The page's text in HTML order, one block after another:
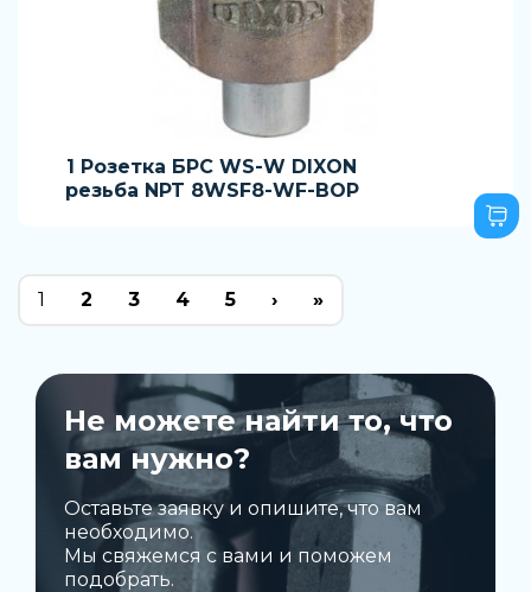
1 Розетка БРС WS-W DIXON
резьба NPT 8WSF8-WF-BOP
1 2 3 4 5 › »
Не можете найти то, что
вам нужно?
Оставьте заявку и опишите, что вам
необходимо.
Мы свяжемся с вами и поможем
подобрать.